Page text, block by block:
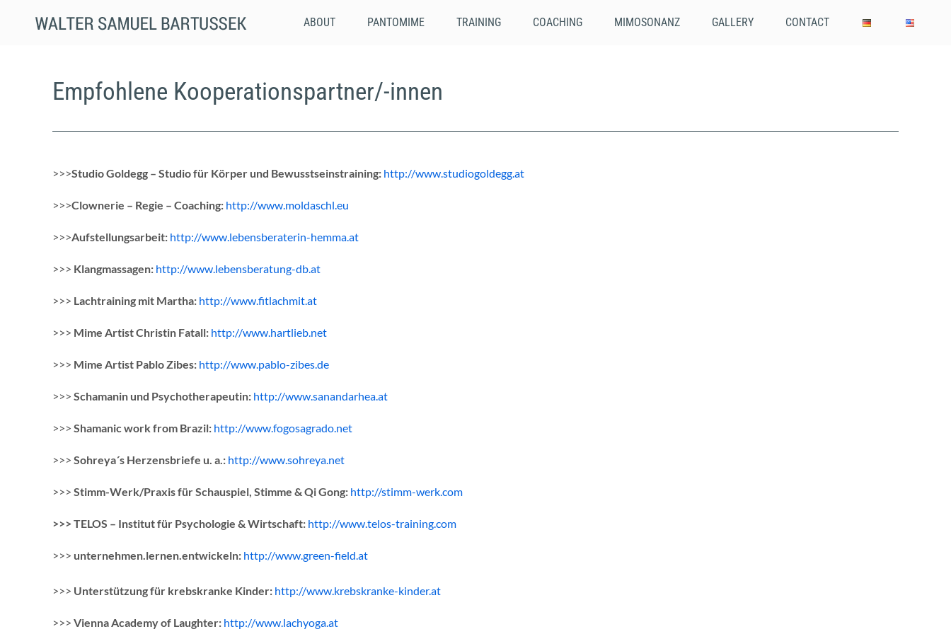
ABOUT PANTOMIME TRAINING COACHING MIMOSONANZ GALLERY CONTACT
Empfohlene Kooperationspartner/-innen
>>>Studio Goldegg – Studio für Körper und Bewusstseinstraining: http://www.studiogoldegg.at
>>>Clownerie – Regie – Coaching: http://www.moldaschl.eu
>>>Aufstellungsarbeit: http://www.lebensberaterin-hemma.at
>>> Klangmassagen: http://www.lebensberatung-db.at
>>> Lachtraining mit Martha: http://www.fitlachmit.at
>>> Mime Artist Christin Fatall: http://www.hartlieb.net
>>> Mime Artist Pablo Zibes: http://www.pablo-zibes.de
>>> Schamanin und Psychotherapeutin: http://www.sanandarhea.at
>>> Shamanic work from Brazil: http://www.fogosagrado.net
>>> Sohreya´s Herzensbriefe u. a.: http://www.sohreya.net
>>> Stimm-Werk/Praxis für Schauspiel, Stimme & Qi Gong: http://stimm-werk.com
>>> TELOS – Institut für Psychologie & Wirtschaft: http://www.telos-training.com
>>> unternehmen.lernen.entwickeln: http://www.green-field.at
>>> Unterstützung für krebskranke Kinder: http://www.krebskranke-kinder.at
>>> Vienna Academy of Laughter: http://www.lachyoga.at